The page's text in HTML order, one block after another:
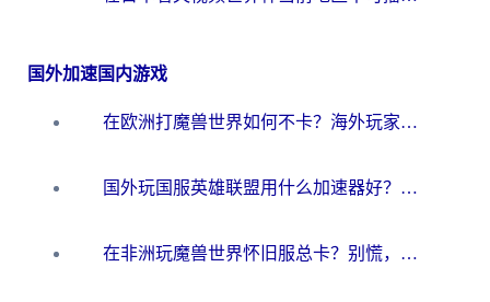
国外加速国内游戏
在欧洲打魔兽世界如何不卡？海外玩家的国服游戏加速终极攻略
国外玩国服英雄联盟用什么加速器好？海外党亲测有效的国服游戏加速指南
在非洲玩魔兽世界怀旧服总卡？别慌，这份指南帮你丝滑开荒